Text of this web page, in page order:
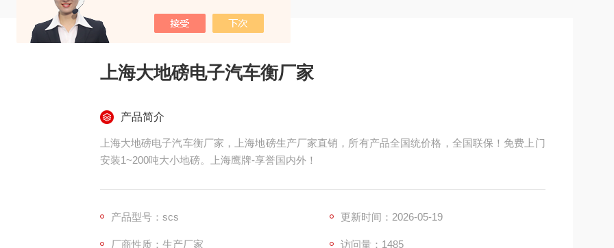
上海大地磅电子汽车衡厂家
产品简介
上海大地磅电子汽车衡厂家，上海地磅生产厂家直销，所有产品全国统价格，全国联保！免费上门
安装1~200吨大小地磅。上海鹰牌-享誉国内外！
产品型号：scs 更新时间：2026-05-19
厂商性质：生产厂家 访问量：1485